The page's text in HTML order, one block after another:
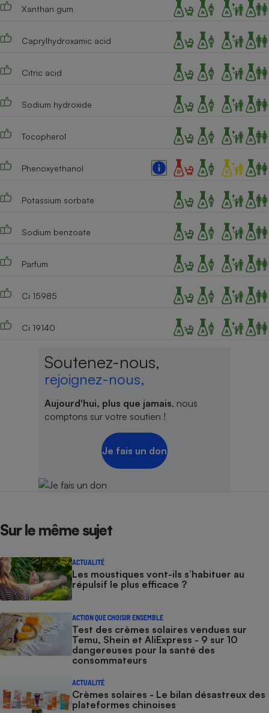
Xanthan gum
Caprylhydroxamic acid
Citric acid
Sodium hydroxide
Tocopherol
Phenoxyethanol
Potassium sorbate
Sodium benzoate
Parfum
Ci 15985
Ci 19140
Soutenez-nous,
rejoignez-nous,
Aujourd'hui, plus que jamais, nous
comptons sur votre soutien !
Je fais un don
Sur le même sujet
ACTUALITÉ
Les moustiques vont-ils s’habituer au
répulsif le plus efficace ?
ACTION QUE CHOISIR ENSEMBLE
Test des crèmes solaires vendues sur
Temu, Shein et AliExpress - 9 sur 10
dangereuses pour la santé des
consommateurs
ACTUALITÉ
Crèmes solaires - Le bilan désastreux des
plateformes chinoises